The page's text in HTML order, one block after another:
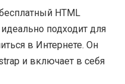
HTML
подходит для
в Интернете. Он
и включает в себя